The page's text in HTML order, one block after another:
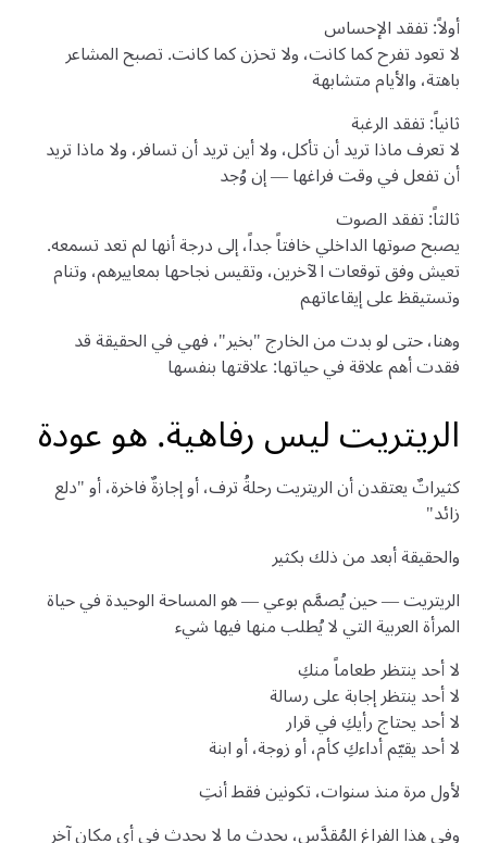
أولاً: تفقد الإحساس
لا تعود تفرح كما كانت، ولا تحزن كما كانت. تصبح المشاعر
باهتة، والأيام متشابهة
ثانياً: تفقد الرغبة
لا تعرف ماذا تريد أن تأكل، ولا أين تريد أن تسافر، ولا ماذا تريد
أن تفعل في وقت فراغها — إن وُجد
ثالثاً: تفقد الصوت
يصبح صوتها الداخلي خافتاً جداً، إلى درجة أنها لم تعد تسمعه.
تعيش وفق توقعات الآخرين، وتقيس نجاحها بمعاييرهم، وتنام
وتستيقظ على إيقاعاتهم
وهنا، حتى لو بدت من الخارج "بخير"، فهي في الحقيقة قد
فقدت أهم علاقة في حياتها: علاقتها بنفسها
الريتريت ليس رفاهية. هو عودة
كثيراتٌ يعتقدن أن الريتريت رحلةُ ترف، أو إجازةٌ فاخرة، أو "دلع
زائد"
والحقيقة أبعد من ذلك بكثير
الريتريت — حين يُصمَّم بوعي — هو المساحة الوحيدة في حياة
المرأة العربية التي لا يُطلب منها فيها شيء
لا أحد ينتظر طعاماً منكِ
لا أحد ينتظر إجابة على رسالة
لا أحد يحتاج رأيكِ في قرار
لا أحد يقيّم أداءكِ كأم، أو زوجة، أو ابنة
لأول مرة منذ سنوات، تكونين فقط أنتِ